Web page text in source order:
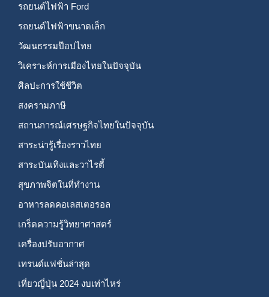
รถยนต์ไฟฟ้า Ford
รถยนต์ไฟฟ้าขนาดเล็ก
วัฒนธรรมป๊อปไทย
วิเคราะห์การเมืองไทยในปัจจุบัน
ศิลปะการใช้ชีวิต
สงครามภาษี
สถานการณ์เศรษฐกิจไทยในปัจจุบัน
สาระน่ารู้เรื่องราวไทย
สาระบันเทิงและวาไรตี้
สุขภาพจิตในที่ทำงาน
อาหารลดคอเลสเตอรอล
เกร็ดความรู้วิทยาศาสตร์
เครื่องปรับอากาศ
เทรนด์แฟชั่นล่าสุด
เที่ยวญี่ปุ่น 2024 งบเท่าไหร่